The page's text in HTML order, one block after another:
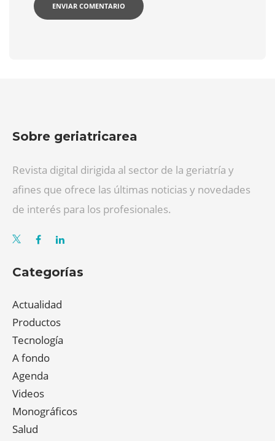
Sobre geriatricarea
Revista digital dirigida al sector de la geriatría y
afines que ofrece las últimas noticias y novedades
de interés para los profesionales.
Categorías
Actualidad
Productos
Tecnología
A fondo
Agenda
Videos
Monográficos
Salud